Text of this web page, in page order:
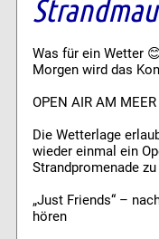
Was für ein Wetter
Morgen wird das
OPEN AIR AM MEER
Die Wetterlage
wieder einmal ein
Strandpromenade
„Just Friends“ –
hören